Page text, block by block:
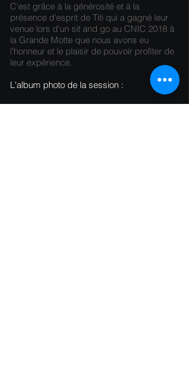
C'est grâce à la générosité et à la
présence d'esprit de Titi qui a gagné leur
venue lors d'un sit and go au CNIC 2018 à
la Grande Motte que nous avons eu
l'honneur et le plaisir de pouvoir profiter de
leur expérience.
L'album photo de la session :